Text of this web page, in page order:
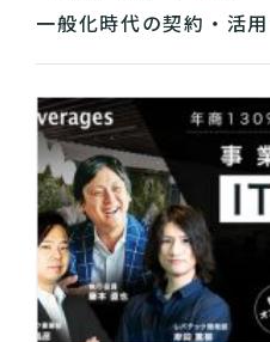
一般化時代の契約・活